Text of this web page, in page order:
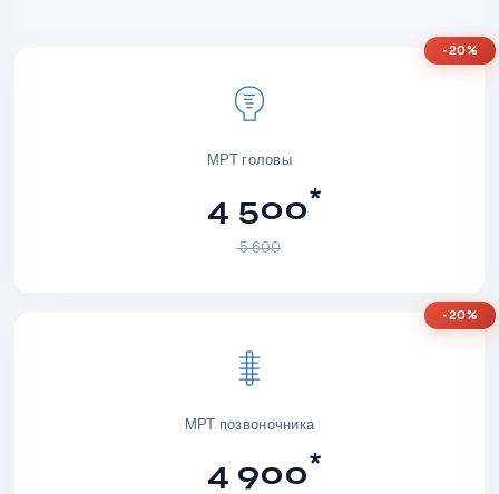
МРТ головы
4 500*
5 600
-20%
МРТ позвоночника
4 900*
-20%